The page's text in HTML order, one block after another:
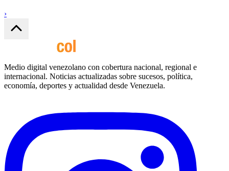
›
Medio digital venezolano con cobertura nacional, regional e
internacional. Noticias actualizadas sobre sucesos, política,
economía, deportes y actualidad desde Venezuela.